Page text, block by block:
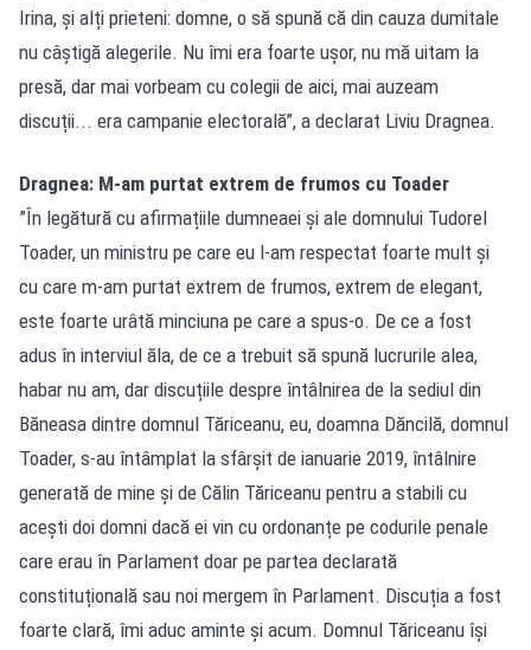
Irina, și alți prieteni: domne, o să spună că din cauza dumitale
nu câștigă alegerile. Nu îmi era foarte ușor, nu mă uitam la
presă, dar mai vorbeam cu colegii de aici, mai auzeam
discuții... era campanie electorală”, a declarat Liviu Dragnea.
Dragnea: M-am purtat extrem de frumos cu Toader
”În legătură cu afirmațiile dumneaei și ale domnului Tudorel
Toader, un ministru pe care eu l-am respectat foarte mult și
cu care m-am purtat extrem de frumos, extrem de elegant,
este foarte urâtă minciuna pe care a spus-o. De ce a fost
adus în interviul ăla, de ce a trebuit să spună lucrurile alea,
habar nu am, dar discuțiile despre întâlnirea de la sediul din
Băneasa dintre domnul Tăriceanu, eu, doamna Dăncilă, domnul
Toader, s-au întâmplat la sfârșit de ianuarie 2019, întâlnire
generată de mine și de Călin Tăriceanu pentru a stabili cu
acești doi domni dacă ei vin cu ordonanțe pe codurile penale
care erau în Parlament doar pe partea declarată
constituțională sau noi mergem în Parlament. Discuția a fost
foarte clară, îmi aduc aminte și acum. Domnul Tăriceanu își